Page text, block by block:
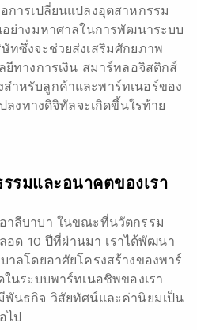
การเปลี่ยนแปลงอุตสาหกรรม
ย่างมหาศาลในการพัฒนาระบบ
ทซึ่งจะช่วยส่งเสริมศักยภาพ
ทางการเงิน สมาร์ทลอจิสติกส์
ำหรับลูกค้าและพาร์ทเนอร์ของ
ลงทางดิจิทัลจะเกิดขึ้นใรท้าย
รมและอนาคตของเรา
าลีบาบา ในขณะที่นวัตกรรม
อด 10 ปีที่ผ่านมา เราได้พัฒนา
าลโดยอาศัยโครงสร้างของพาร์
นระบบพาร์ทเนอชิพของเรา
นธกิจ วิสัยทัศน์และค่านิยมเป็น
ไป